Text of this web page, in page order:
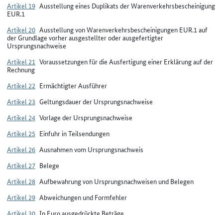
Artikel 19 Ausstellung eines Duplikats der Warenverkehrsbescheinigung
EUR.1
Artikel 20 Ausstellung von Warenverkehrsbescheinigungen EUR.1 auf
der Grundlage vorher ausgestellter oder ausgefertigter
Ursprungsnachweise
Artikel 21 Voraussetzungen für die Ausfertigung einer Erklärung auf der
Rechnung
Artikel 22 Ermächtigter Ausführer
Artikel 23 Geltungsdauer der Ursprungsnachweise
Artikel 24 Vorlage der Ursprungsnachweise
Artikel 25 Einfuhr in Teilsendungen
Artikel 26 Ausnahmen vom Ursprungsnachweis
Artikel 27 Belege
Artikel 28 Aufbewahrung von Ursprungsnachweisen und Belegen
Artikel 29 Abweichungen und Formfehler
Artikel 30 In Euro ausgedrückte Beträge